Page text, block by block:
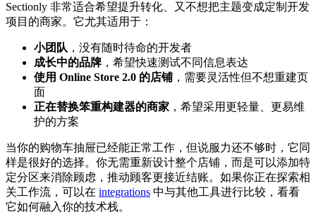
Sectionly 非常适合希望提升转化、又不想把主题变成定制开发
项目的商家。它尤其适用于：
小团队 ，没有随时待命的开发者
成长中的品牌 ，希望快速测试不同信息表达
使用 Online Store 2.0 的店铺，需要灵活性但不想重建页
面
正在替换笨重构建器的商家 ，希望采用更轻量、更易维
护的方案
当你的购物车抽屉已经能正常工作，但说服力还不够时，它同
样是很好的选择。你无需重新设计整个店铺，而是可以添加特
定分区来消除顾虑，推动顾客更接近结账。如果你正在探索相
关工作流，可以在 integrations 中与其他工具进行比较，看看
它如何融入你的技术栈。